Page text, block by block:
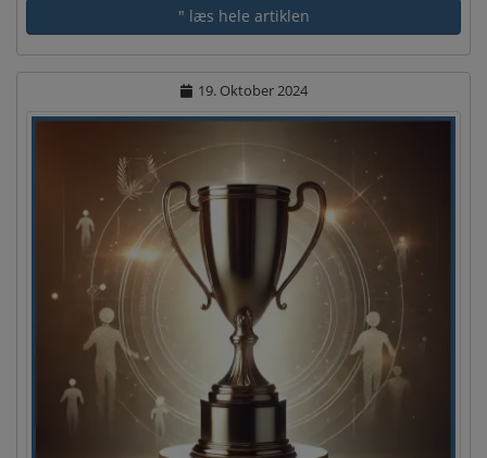
" læs hele artiklen
19. Oktober 2024